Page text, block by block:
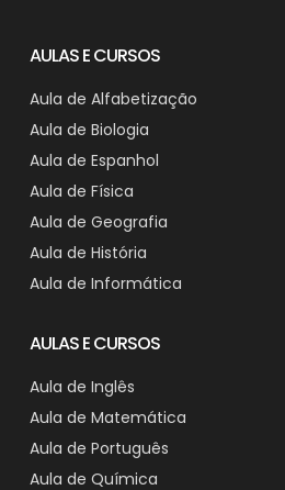
AULAS E CURSOS
Aula de Alfabetização
Aula de Biologia
Aula de Espanhol
Aula de Física
Aula de Geografia
Aula de História
Aula de Informática
AULAS E CURSOS
Aula de Inglês
Aula de Matemática
Aula de Português
Aula de Química